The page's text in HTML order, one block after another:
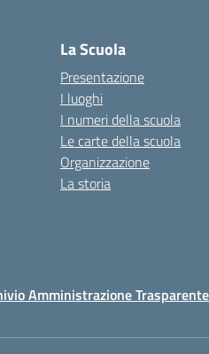
La Scuola
Presentazione
I luoghi
I numeri della scuola
Le carte della scuola
Organizzazione
La storia
Amministrazione Trasparente